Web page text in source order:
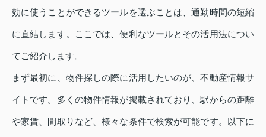
効に使うことができるツールを選ぶことは、通勤時間の短縮
に直結します。ここでは、便利なツールとその活用法につい
てご紹介します。
まず最初に、物件探しの際に活用したいのが、不動産情報サ
イトです。多くの物件情報が掲載されており、駅からの距離
や家賃、間取りなど、様々な条件で検索が可能です。以下に